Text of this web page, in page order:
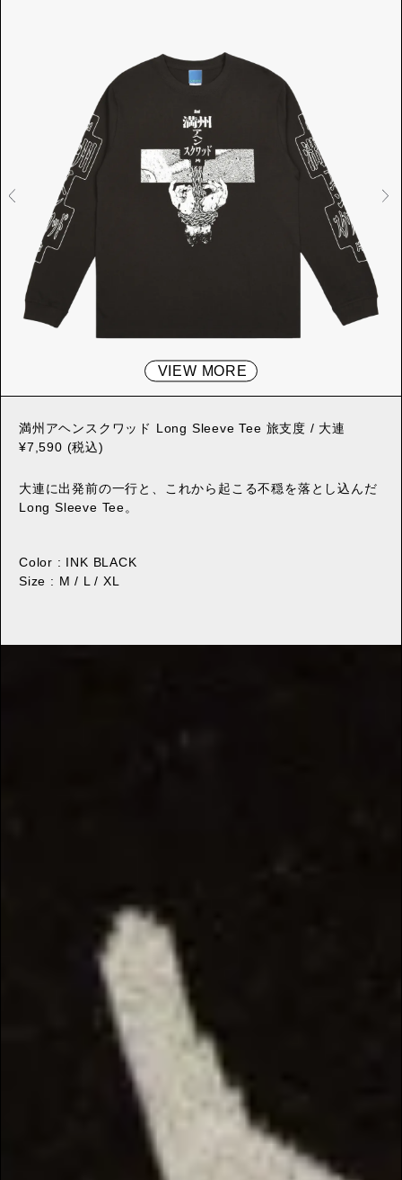
VIEW MORE
満州アヘンスクワッド Long Sleeve Tee 旅支度 / 大連
¥7,590 (税込)
大連に出発前の一行と、これから起こる不穏を落とし込んだ
Long Sleeve Tee。
Color : INK BLACK
Size : M / L / XL